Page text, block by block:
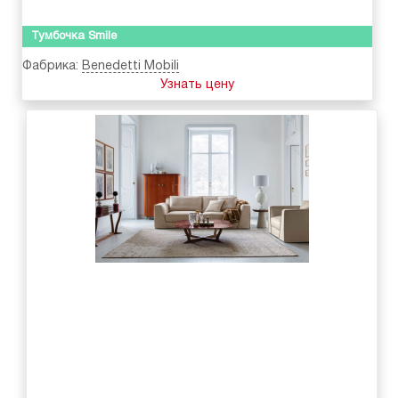
Тумбочка Smile
Фабрика: Benedetti Mobili
Узнать цену